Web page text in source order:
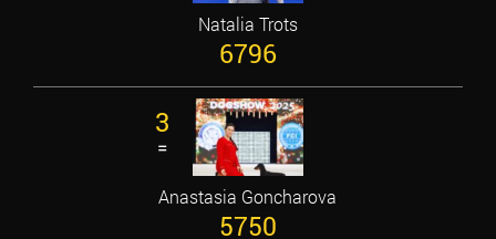
Natalia Trots
6796
3
=
Anastasia Goncharova
5750